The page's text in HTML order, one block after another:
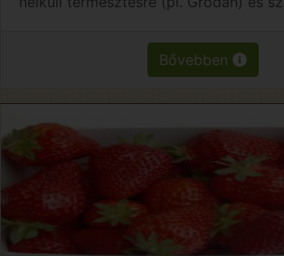
Bővebben